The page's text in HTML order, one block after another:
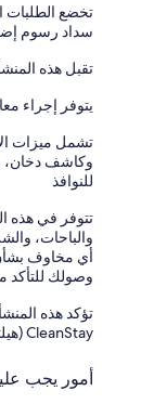
تخضع الطلبات
سداد رسوم
تقبل هذه
يتوفر إجراء
تشمل ميزات
وكاشف دخان،
للنوافذ
تتوفر في هذه
والباحات،
أي مخاوف
وصولك للتأكد
تؤكد هذه
CleanStay (هيلتون).
أمور يجب